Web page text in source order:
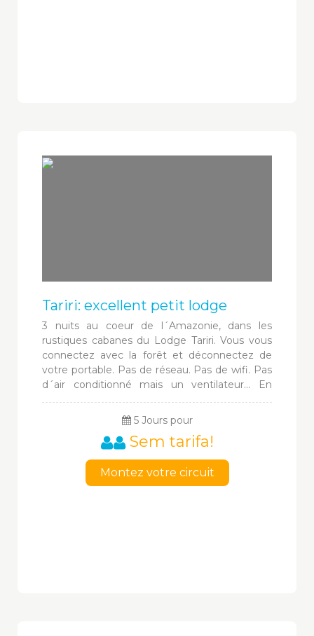
Tariri: excellent petit lodge
3 nuits au coeur de l´Amazonie, dans les
rustiques cabanes du Lodge Tariri. Vous vous
connectez avec la forêt et déconnectez de
votre portable. Pas de réseau. Pas de wifi. Pas
d´air conditionné mais un ventilateur... En
contrepartie, observez les singes, les dauphins
roses (en option), les caimans, les plantes
médicinales. Pêchez les piranhas. Visitez un
village indigène.
5 Jours pour
Sem tarifa!
Montez votre circuit